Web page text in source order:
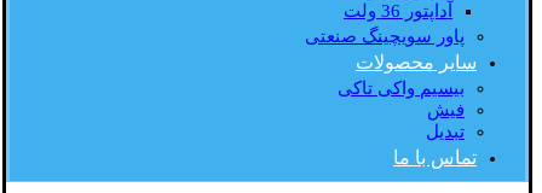
آداپتور 36 ولت
پاور سویچینگ صنعتی
سایر محصولات
بیسیم واکی تاکی
فیش
تبدیل
تماس با ما